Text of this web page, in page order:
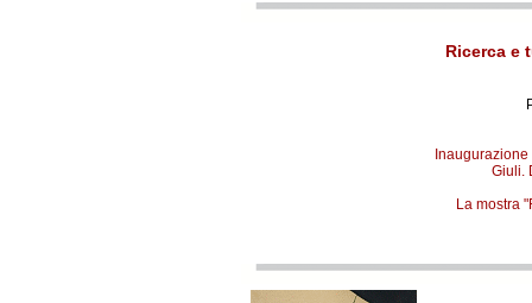
Ricerca e
Giuli.
La mostra